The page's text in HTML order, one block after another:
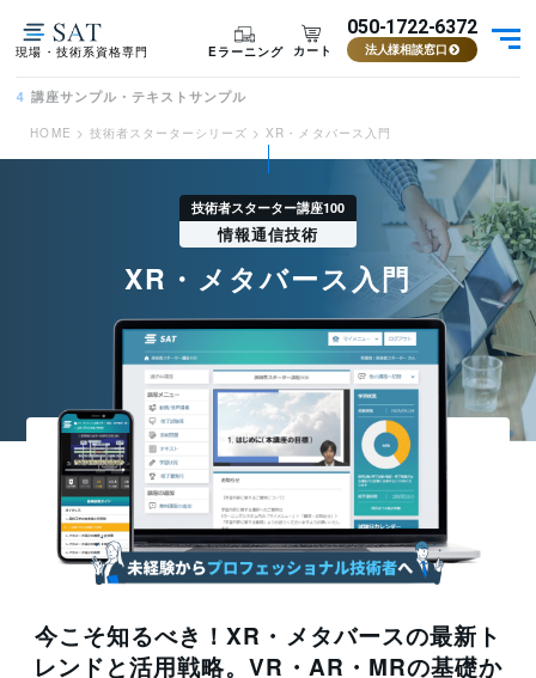
現場・技術系資格専門 Eラーニング カート
050-1722-6372
法人様相談窓口
4 講座サンプル・テキストサンプル
HOME > 技術者スターターシリーズ >XR・メタバース入門
技術者スターター講座100
情報通信技術
XR・メタバース入門
今こそ知るべき！XR・メタバースの最新ト
レンドと活用戦略。VR・AR・MRの基礎か